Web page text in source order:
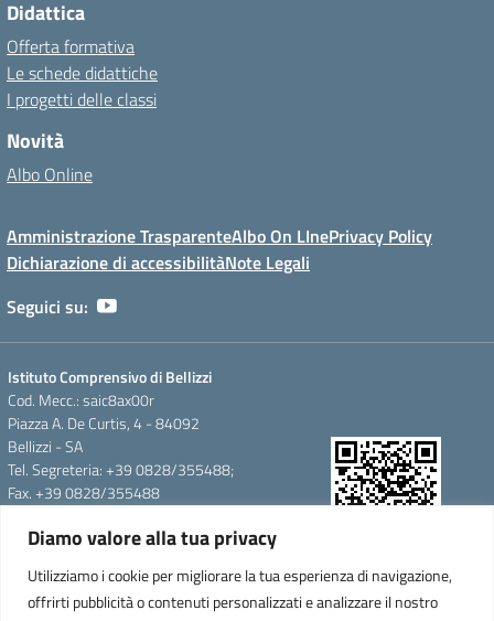
Diamo valore alla tua privacy
Utilizziamo i cookie per migliorare la tua esperienza di navigazione,
offrirti pubblicità o contenuti personalizzati e analizzare il nostro
Didattica
Offerta formativa
Le schede didattiche
I progetti delle classi
Novità
Albo Online
Amministrazione TrasparenteAlbo On LInePrivacy Policy
Dichiarazione di accessibilitàNote Legali
Seguici su:
Istituto Comprensivo di Bellizzi
Cod. Mecc.: saic8ax00r
Piazza A. De Curtis, 4 - 84092
Bellizzi - SA
Tel. Segreteria: +39 0828/355488;
Fax. +39 0828/355488
pec: saic8ax00r@pec.istruzione.it
Cod.Mecc.:saic8ax00r
C.U.F.E.:UFTARW-Uff_eFatturaPA
WebApp